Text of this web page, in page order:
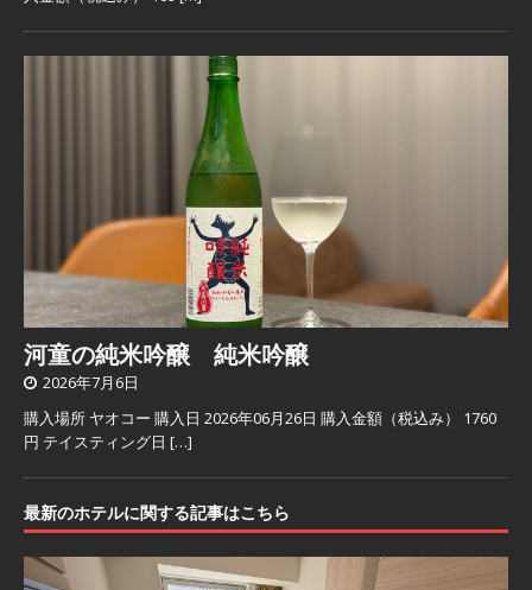
河童の純米吟醸 純米吟醸
2026年7月6日
購入場所 ヤオコー 購入日 2026年06月26日 購入金額（税込み） 1760
円 テイスティング日 […]
最新のホテルに関する記事はこちら